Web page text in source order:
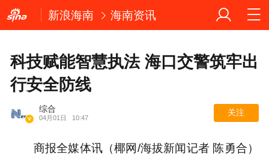
新浪海南 海南资讯
科技赋能智慧执法 海口交警筑牢出
行安全防线
综合
04月01日 10:47
关注
商报全媒体讯（椰网/海拔新闻记者 陈勇合）